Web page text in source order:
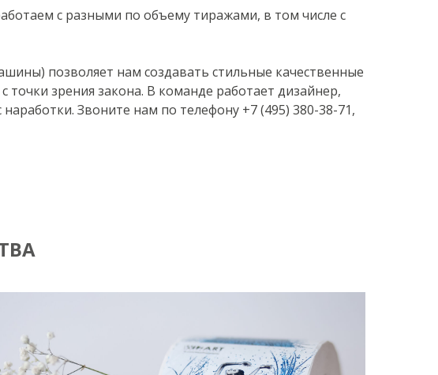
с разными по объему тиражами, в том числе с
позволяет нам создавать стильные качественные
точки зрения закона. В команде работает дизайнер,
Звоните нам по телефону +7 (495) 380-38-71,